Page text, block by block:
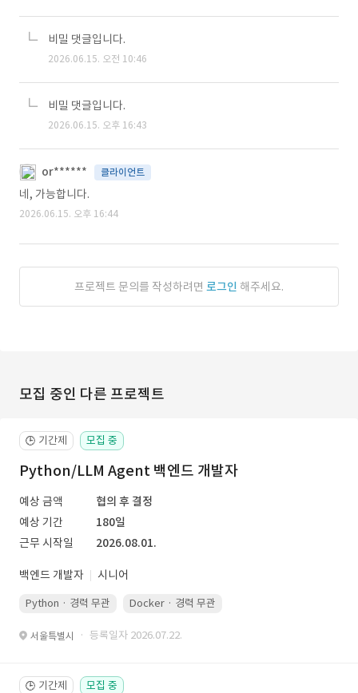
비밀 댓글입니다.
2026.06.15. 오전 10:46
비밀 댓글입니다.
2026.06.15. 오후 16:43
or****** 클라이언트
네, 가능합니다.
2026.06.15. 오후 16:44
프로젝트 문의를 작성하려면 로그인 해주세요.
모집 중인 다른 프로젝트
🕒 기간제 모집 중
Python/LLM Agent 백엔드 개발자
예상 금액
협의 후 결정
예상 기간
180일
근무 시작일
2026.08.01.
백엔드 개발자 시니어
Python · 경력 무관 Docker · 경력 무관
서울특별시 · 등록일자 2026.07.22.
🕒 기간제 모집 중